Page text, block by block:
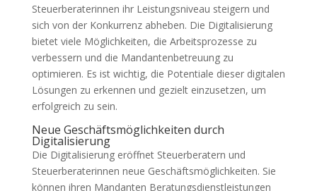
Steuerberaterinnen ihr Leistungsniveau steigern und
sich von der Konkurrenz abheben. Die Digitalisierung
bietet viele Möglichkeiten, die Arbeitsprozesse zu
verbessern und die Mandantenbetreuung zu
optimieren. Es ist wichtig, die Potentiale dieser digitalen
Lösungen zu erkennen und gezielt einzusetzen, um
erfolgreich zu sein.
Neue Geschäftsmöglichkeiten durch
Digitalisierung
Die Digitalisierung eröffnet Steuerberatern und
Steuerberaterinnen neue Geschäftsmöglichkeiten. Sie
können ihren Mandanten Beratungsdienstleistungen